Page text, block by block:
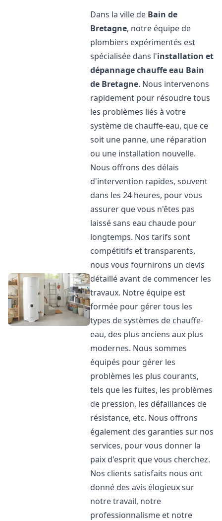
Dans la ville de Bain de
Bretagne, notre équipe de
plombiers expérimentés est
spécialisée dans l'installation et
dépannage chauffe eau Bain
de Bretagne. Nous intervenons
rapidement pour résoudre tous
les problèmes liés à votre
système de chauffe-eau, que ce
soit une panne, une réparation
ou une installation nouvelle.
Nous offrons des délais
d'intervention rapides, souvent
dans les 24 heures, pour vous
assurer que vous n'êtes pas
laissé sans eau chaude pour
longtemps. Nos tarifs sont
compétitifs et transparents,
nous vous fournirons un devis
détaillé avant de commencer les
travaux. Notre équipe est
formée pour gérer tous les
types de systèmes de chauffe-
eau, des plus anciens aux plus
modernes. Nous sommes
équipés pour gérer les
problèmes les plus courants,
tels que les fuites, les problèmes
de pression, les défaillances de
résistance, etc. Nous offrons
également des garanties sur nos
services, pour vous donner la
paix d'esprit que vous cherchez.
Nos clients satisfaits nous ont
donné des avis élogieux sur
notre travail, notre
professionnalisme et notre